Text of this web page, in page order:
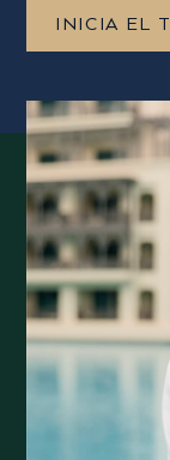
INICIA EL